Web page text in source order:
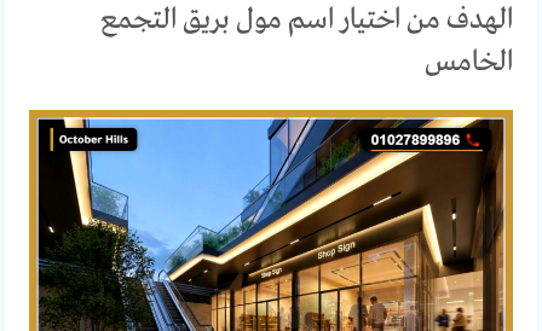
الهدف من اختيار اسم مول بريق التجمع
الخامس